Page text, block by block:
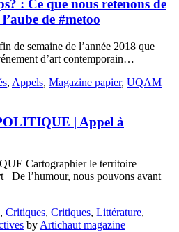
: Ce que nous retenons de
de #metoo
de semaine de l’année 2018 que
d’art contemporain…
, Appels, Magazine papier, UQAM
| Appel à
Cartographier le territoire
De l’humour, nous pouvons avant
, Critiques, Critiques, Littérature,
by Artichaut magazine